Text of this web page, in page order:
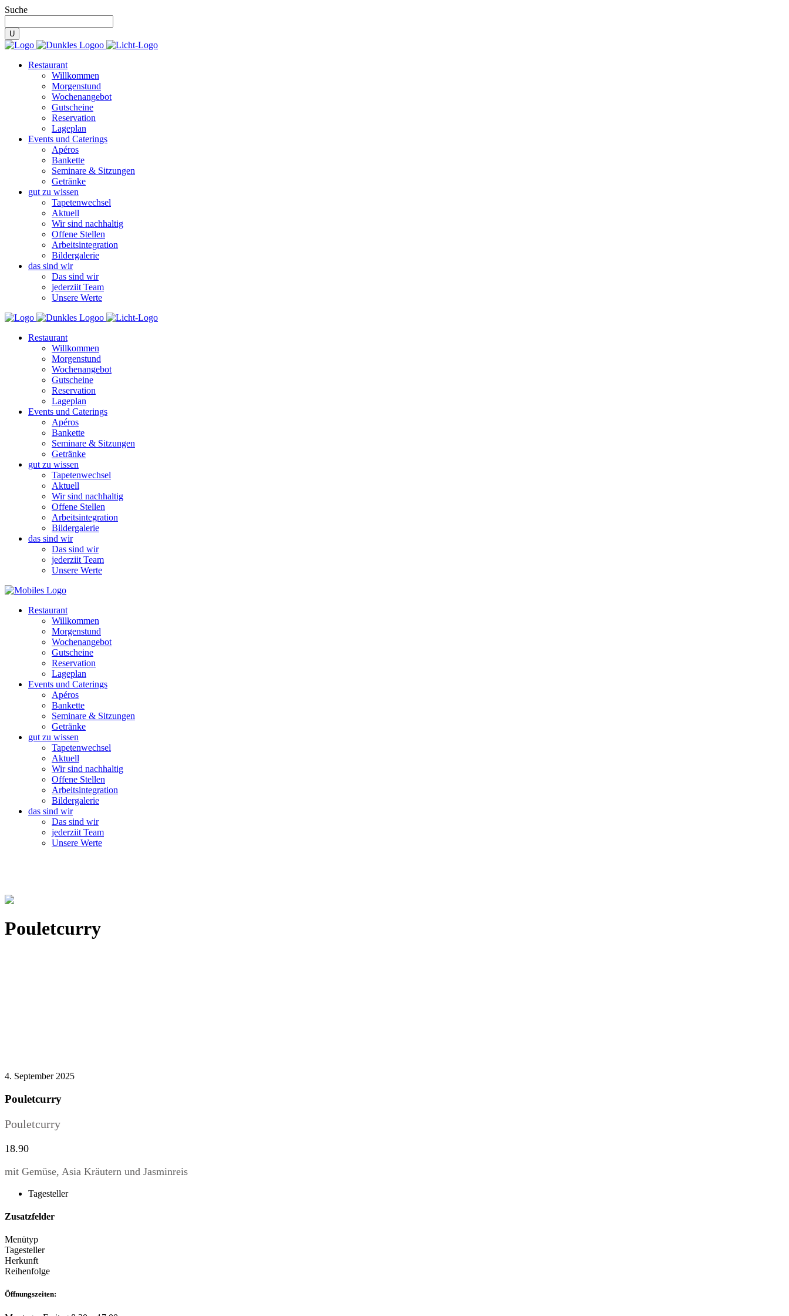
Suche
Restaurant
Willkommen
Morgenstund
Wochenangebot
Gutscheine
Reservation
Lageplan
Events und Caterings
Apéros
Bankette
Seminare & Sitzungen
Getränke
gut zu wissen
Tapetenwechsel
Aktuell
Wir sind nachhaltig
Offene Stellen
Arbeitsintegration
Bildergalerie
das sind wir
Das sind wir
jederziit Team
Unsere Werte
Restaurant
Willkommen
Morgenstund
Wochenangebot
Gutscheine
Reservation
Lageplan
Events und Caterings
Apéros
Bankette
Seminare & Sitzungen
Getränke
gut zu wissen
Tapetenwechsel
Aktuell
Wir sind nachhaltig
Offene Stellen
Arbeitsintegration
Bildergalerie
das sind wir
Das sind wir
jederziit Team
Unsere Werte
Restaurant
Willkommen
Morgenstund
Wochenangebot
Gutscheine
Reservation
Lageplan
Events und Caterings
Apéros
Bankette
Seminare & Sitzungen
Getränke
gut zu wissen
Tapetenwechsel
Aktuell
Wir sind nachhaltig
Offene Stellen
Arbeitsintegration
Bildergalerie
das sind wir
Das sind wir
jederziit Team
Unsere Werte
Pouletcurry
4. September 2025
Pouletcurry
Pouletcurry
18.90
mit Gemüse, Asia Kräutern und Jasminreis
Tagesteller
Zusatzfelder
Menütyp
Tagesteller
Herkunft
Reihenfolge
Öffnungszeiten: